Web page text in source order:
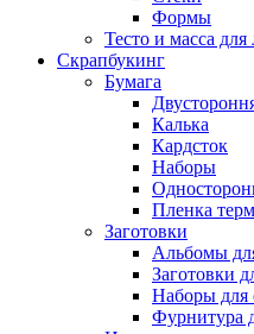
Формы
Тесто и масса для
Скрапбукинг
Бумага
Калька
Кардсток
Наборы
Пленка
Заготовки
Альбомы
Заготовки
Наборы для
Фурнитура